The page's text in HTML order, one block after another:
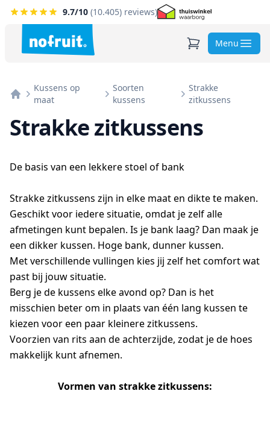
9.7/10 (10.405) reviews)
Menu
Home
Kussens op
maat
Soorten
kussens
Strakke
zitkussens
Strakke zitkussens
De basis van een lekkere stoel of bank
Strakke zitkussens zijn in elke maat en dikte te maken.
Geschikt voor iedere situatie, omdat je zelf alle
afmetingen kunt bepalen. Is je bank laag? Dan maak je
een dikker kussen. Hoge bank, dunner kussen.
Met verschillende vullingen kies jij zelf het comfort wat
past bij jouw situatie.
Berg je de kussens elke avond op? Dan is het
misschien beter om in plaats van één lang kussen te
kiezen voor een paar kleinere zitkussens.
Voorzien van rits aan de achterzijde, zodat je de hoes
makkelijk kunt afnemen.
Vormen van strakke zitkussens: